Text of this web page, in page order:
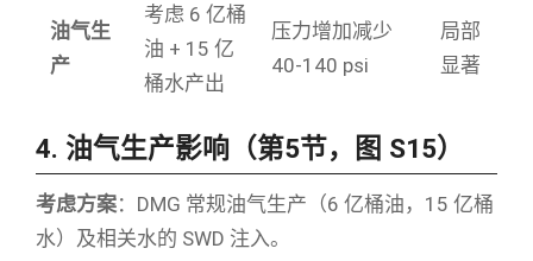
油气生
产
考虑 6 亿桶
油 + 15 亿
桶水产出
压力增加减少
40-140 psi
局部
显著
4. 油气生产影响（第5节，图 S15）
考虑方案：DMG 常规油气生产（6 亿桶油，15 亿桶
水）及相关水的 SWD 注入。